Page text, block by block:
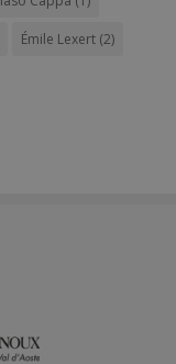
Émile Lexert(2)